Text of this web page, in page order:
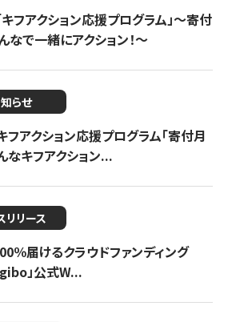
フアクション応援プログラム」〜寄付
なで一緒にアクション！〜
らせ
フアクション応援プログラム「寄付月
なキフアクション...
リリース
％届けるクラウドファンディング
」公式W...